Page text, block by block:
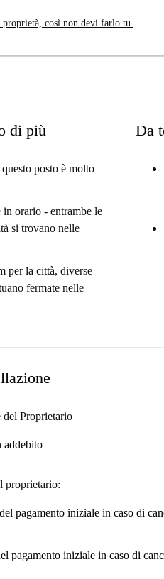
un'ottima posizione vicino alle
un ottimo posto per uno studente
vivere qui:
posto è molto luminoso.
tempo - entrambe le principali
tutta la città - diverse linee di
...
monolocale a Klein-
o studenti.
così non devi farlo tu.
di più
posto è molto
orario - entrambe le
si trovano nelle
per la città, diverse
fermate nelle
Da
del Proprietario
addebito
proprietario:
pagamento iniziale in caso di
pagamento iniziale in caso di